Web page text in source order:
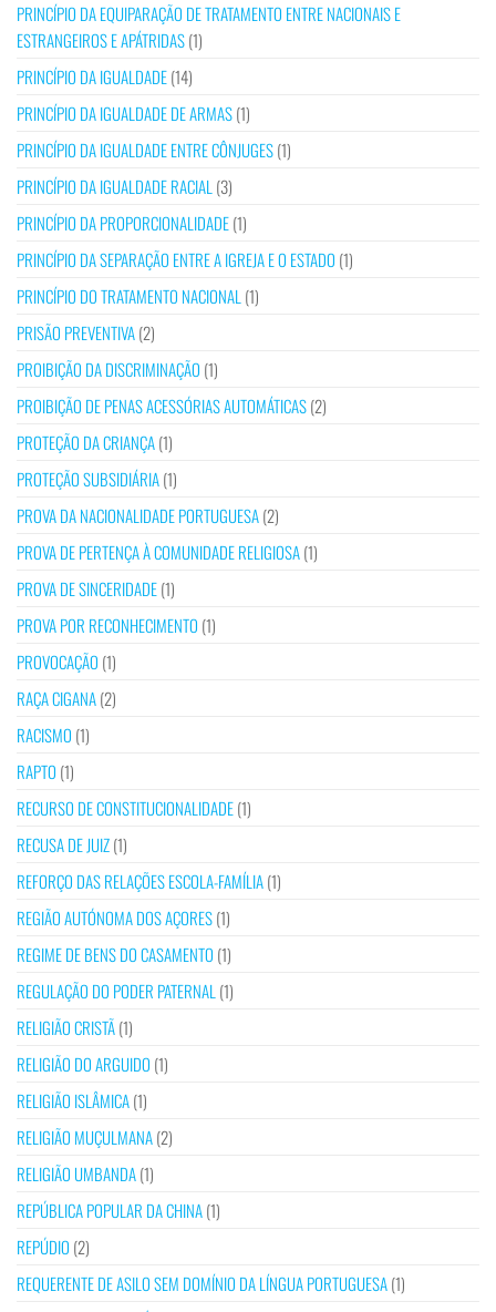
PRINCÍPIO DA EQUIPARAÇÃO DE TRATAMENTO ENTRE NACIONAIS E
ESTRANGEIROS E APÁTRIDAS(1)
PRINCÍPIO DA IGUALDADE(14)
PRINCÍPIO DA IGUALDADE DE ARMAS(1)
PRINCÍPIO DA IGUALDADE ENTRE CÔNJUGES(1)
PRINCÍPIO DA IGUALDADE RACIAL (3)
PRINCÍPIO DA PROPORCIONALIDADE(1)
PRINCÍPIO DA SEPARAÇÃO ENTRE A IGREJA E O ESTADO (1)
PRINCÍPIO DO TRATAMENTO NACIONAL (1)
PRISÃO PREVENTIVA(2)
PROIBIÇÃO DA DISCRIMINAÇÃO (1)
PROIBIÇÃO DE PENAS ACESSÓRIAS AUTOMÁTICAS(2)
PROTEÇÃO DA CRIANÇA(1)
PROTEÇÃO SUBSIDIÁRIA(1)
PROVA DA NACIONALIDADE PORTUGUESA(2)
PROVA DE PERTENÇA À COMUNIDADE RELIGIOSA(1)
PROVA DE SINCERIDADE(1)
PROVA POR RECONHECIMENTO (1)
PROVOCAÇÃO (1)
RAÇA CIGANA(2)
RACISMO (1)
RAPTO (1)
RECURSO DE CONSTITUCIONALIDADE(1)
RECUSA DE JUIZ(1)
REFORÇO DAS RELAÇÕES ESCOLA-FAMÍLIA(1)
REGIÃO AUTÓNOMA DOS AÇORES(1)
REGIME DE BENS DO CASAMENTO (1)
REGULAÇÃO DO PODER PATERNAL (1)
RELIGIÃO CRISTÃ(1)
RELIGIÃO DO ARGUIDO (1)
RELIGIÃO ISLÂMICA(1)
RELIGIÃO MUÇULMANA(2)
RELIGIÃO UMBANDA(1)
REPÚBLICA POPULAR DA CHINA(1)
REPÚDIO (2)
REQUERENTE DE ASILO SEM DOMÍNIO DA LÍNGUA PORTUGUESA(1)